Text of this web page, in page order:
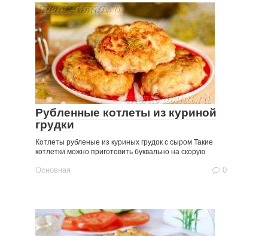
Рубленные котлеты из куриной
грудки
Котлеты рубленые из куриных грудок с сыром Такие
котлетки можно приготовить буквально на скорую
Основная 0